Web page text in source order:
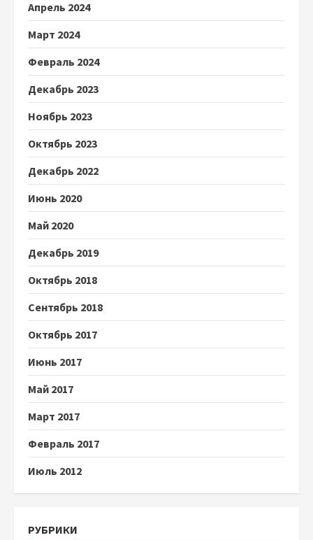
Апрель 2024
Март 2024
Февраль 2024
Декабрь 2023
Ноябрь 2023
Октябрь 2023
Декабрь 2022
Июнь 2020
Май 2020
Декабрь 2019
Октябрь 2018
Сентябрь 2018
Октябрь 2017
Июнь 2017
Май 2017
Март 2017
Февраль 2017
Июль 2012
РУБРИКИ